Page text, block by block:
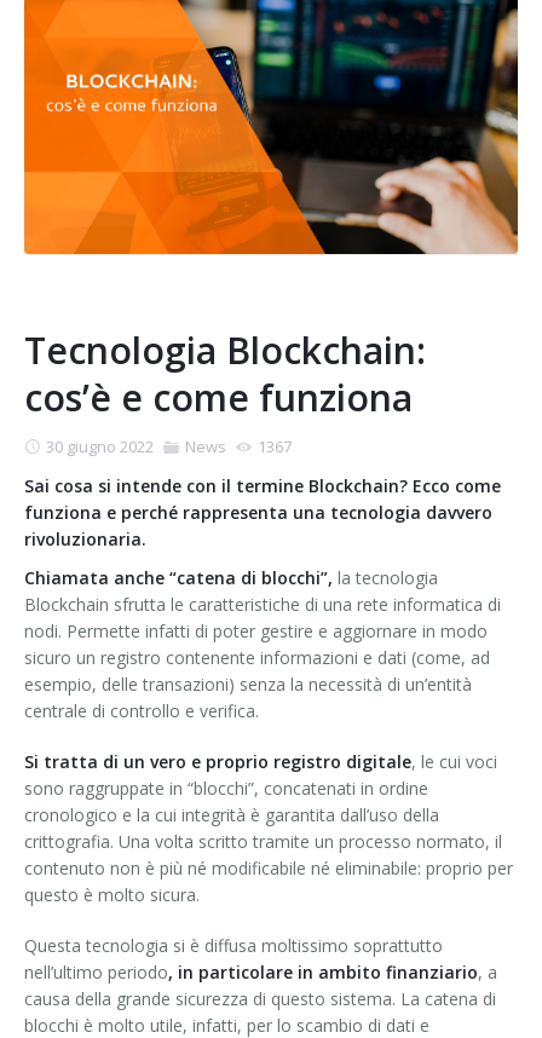
Tecnologia Blockchain:
cos’è e come funziona
30 giugno 2022 News 1367
Sai cosa si intende con il termine Blockchain? Ecco come
funziona e perché rappresenta una tecnologia davvero
rivoluzionaria.
Chiamata anche “catena di blocchi”, la tecnologia
Blockchain sfrutta le caratteristiche di una rete informatica di
nodi. Permette infatti di poter gestire e aggiornare in modo
sicuro un registro contenente informazioni e dati (come, ad
esempio, delle transazioni) senza la necessità di un’entità
centrale di controllo e verifica.
Si tratta di un vero e proprio registro digitale, le cui voci
sono raggruppate in “blocchi”, concatenati in ordine
cronologico e la cui integrità è garantita dall’uso della
crittografia. Una volta scritto tramite un processo normato, il
contenuto non è più né modificabile né eliminabile: proprio per
questo è molto sicura.
Questa tecnologia si è diffusa moltissimo soprattutto
nell’ultimo periodo, in particolare in ambito finanziario, a
causa della grande sicurezza di questo sistema. La catena di
blocchi è molto utile, infatti, per lo scambio di dati e